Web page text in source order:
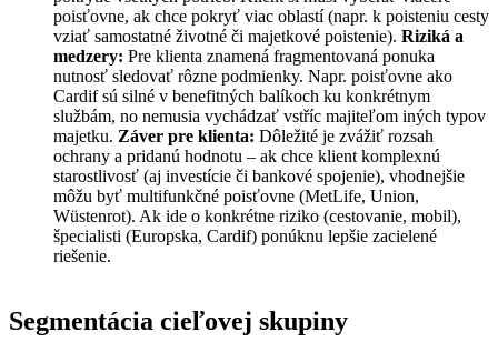
poisťovne, ak chce pokryť viac oblastí (napr. k poisteniu cesty
vziať samostatné životné či majetkové poistenie). Riziká a
medzery: Pre klienta znamená fragmentovaná ponuka
nutnosť sledovať rôzne podmienky. Napr. poisťovne ako
Cardif sú silné v benefitných balíkoch ku konkrétnym
službám, no nemusia vychádzať vstříc majiteľom iných typov
majetku. Záver pre klienta: Dôležité je zvážiť rozsah
ochrany a pridanú hodnotu – ak chce klient komplexnú
starostlivosť (aj investície či bankové spojenie), vhodnejšie
môžu byť multifunkčné poisťovne (MetLife, Union,
Wüstenrot). Ak ide o konkrétne riziko (cestovanie, mobil),
špecialisti (Europska, Cardif) ponúknu lepšie zacielené
riešenie.
Segmentácia cieľovej skupiny